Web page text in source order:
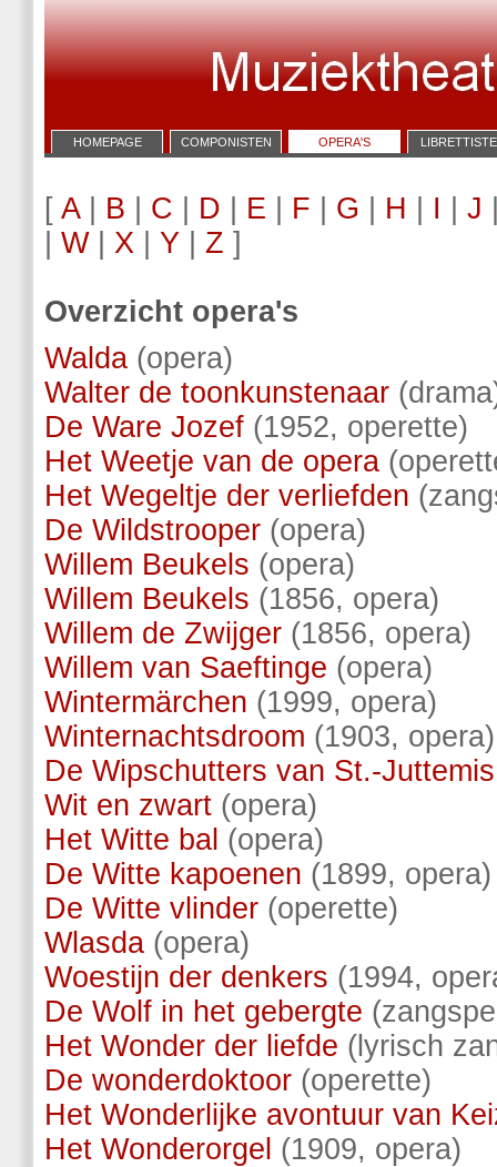
HOMEPAGE COMPONISTEN OPERA'S
[ A| B C D E F G H I J
W| X Y Z ]
Overzicht opera's
Walda (opera)
Walter de toonkunstenaar
De Ware Jozef (1952, operette)
Het Weetje van de opera
Het Wegeltje der verliefden
De Wildstrooper (opera)
Willem Beukels (opera)
Willem Beukels (1856, opera)
Willem de Zwijger (1856, opera)
Willem van Saeftinge (opera)
Wintermärchen (1999, opera)
Winternachtsdroom (1903, opera)
De Wipschutters van St.-Juttemis
Wit en zwart (opera)
Het Witte bal (opera)
De Witte kapoenen (1899, opera)
De Witte vlinder (operette)
Wlasda (opera)
Woestijn der denkers (1994,
De Wolf in het gebergte
Het Wonder der liefde (lyrisch
De wonderdoktoor (operette)
Het Wonderlijke avontuur van
Het Wonderorgel (1909, opera)